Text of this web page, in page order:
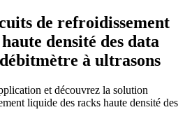
de refroidissement
densité des data
à ultrasons
et découvrez la solution
liquide des racks haute densité des